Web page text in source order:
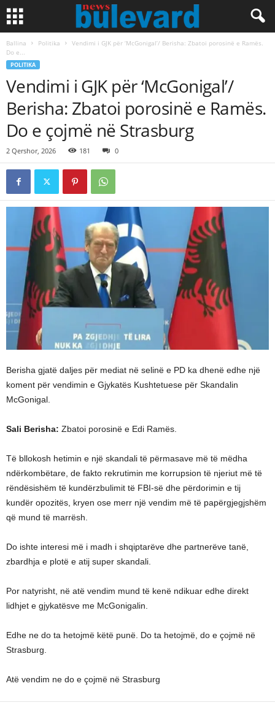
Ballina Politika
Vendimi i GJK për ‘McGonigal’/ Berisha: Zbatoi porosinë e Ramës.
Do e...
POLITIKA
Vendimi i GJK për ‘McGonigal’/
Berisha: Zbatoi porosinë e Ramës.
Do e çojmë në Strasburg
2 Qershor, 2026 181 0
Berisha gjatë daljes për mediat në selinë e PD ka dhenë edhe një
koment për vendimin e Gjykatës Kushtetuese për Skandalin
McGonigal.
Sali Berisha: Zbatoi porosinë e Edi Ramës.
Të bllokosh hetimin e një skandali të përmasave më të mëdha
ndërkombëtare, de fakto rekrutimin me korrupsion të njeriut më të
rëndësishëm të kundërzbulimit të FBI-së dhe përdorimin e tij
kundër opozitës, kryen ose merr një vendim më të papërgjegjshëm
që mund të marrësh.
Do ishte interesi më i madh i shqiptarëve dhe partnerëve tanë,
zbardhja e plotë e atij super skandali.
Por natyrisht, në atë vendim mund të kenë ndikuar edhe direkt
lidhjet e gjykatësve me McGonigalin.
Edhe ne do ta hetojmë këtë punë. Do ta hetojmë, do e çojmë në
Strasburg.
Atë vendim ne do e çojmë në Strasburg